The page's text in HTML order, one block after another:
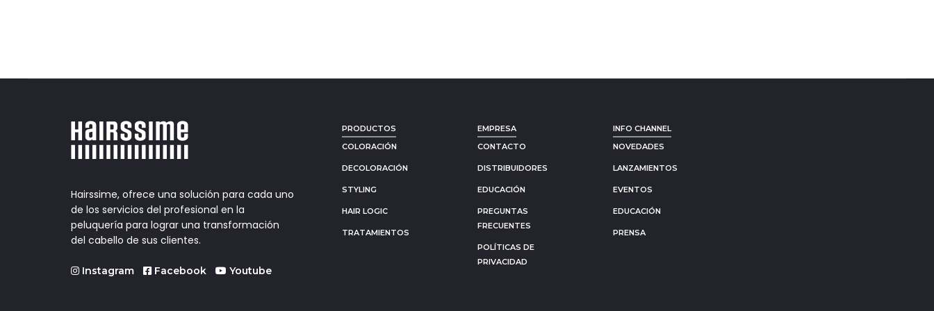
Hairssime, ofrece una solución para cada uno
de los servicios del profesional en la
peluquería para lograr una transformación
del cabello de sus clientes.
Instagram Facebook Youtube
PRODUCTOS
COLORACIÓN
DECOLORACIÓN
STYLING
HAIR LOGIC
TRATAMIENTOS
EMPRESA
CONTACTO
DISTRIBUIDORES
EDUCACIÓN
PREGUNTAS
FRECUENTES
POLÍTICAS DE
PRIVACIDAD
INFO CHANNEL
NOVEDADES
LANZAMIENTOS
EVENTOS
EDUCACIÓN
PRENSA